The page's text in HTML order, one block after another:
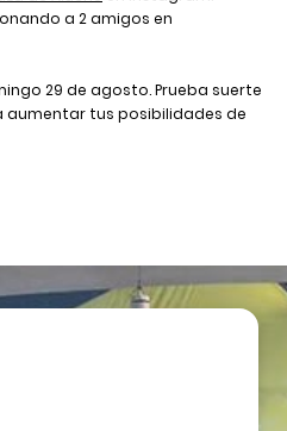
a 2 amigos en
29 de agosto. Prueba suerte
aumentar tus posibilidades de